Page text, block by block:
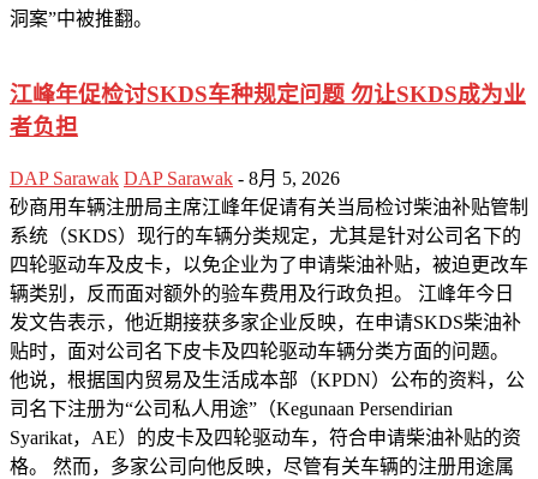
洞案”中被推翻。
江峰年促检讨SKDS车种规定问题 勿让SKDS成为业
者负担
DAP Sarawak DAP Sarawak - 8月 5, 2026
砂商用车辆注册局主席江峰年促请有关当局检讨柴油补贴管制
系统（SKDS）现行的车辆分类规定，尤其是针对公司名下的
四轮驱动车及皮卡，以免企业为了申请柴油补贴，被迫更改车
辆类别，反而面对额外的验车费用及行政负担。 江峰年今日
发文告表示，他近期接获多家企业反映，在申请SKDS柴油补
贴时，面对公司名下皮卡及四轮驱动车辆分类方面的问题。
他说，根据国内贸易及生活成本部（KPDN）公布的资料，公
司名下注册为“公司私人用途”（Kegunaan Persendirian
Syarikat，AE）的皮卡及四轮驱动车，符合申请柴油补贴的资
格。 然而，多家公司向他反映，尽管有关车辆的注册用途属